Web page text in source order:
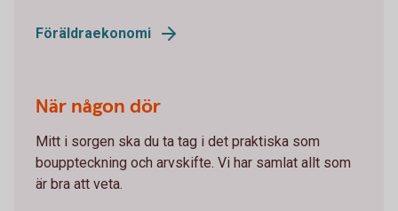
Föräldraekonomi
När någon dör
Mitt i sorgen ska du ta tag i det praktiska som
bouppteckning och arvskifte. Vi har samlat allt som
är bra att veta.